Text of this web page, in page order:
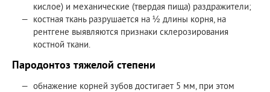
кислое) и механические (твердая пища) раздражители;
костная ткань разрушается на ½ длины корня, на
рентгене выявляются признаки склерозирования
костной ткани.
Пародонтоз тяжелой степени
обнажение корней зубов достигает 5 мм, при этом